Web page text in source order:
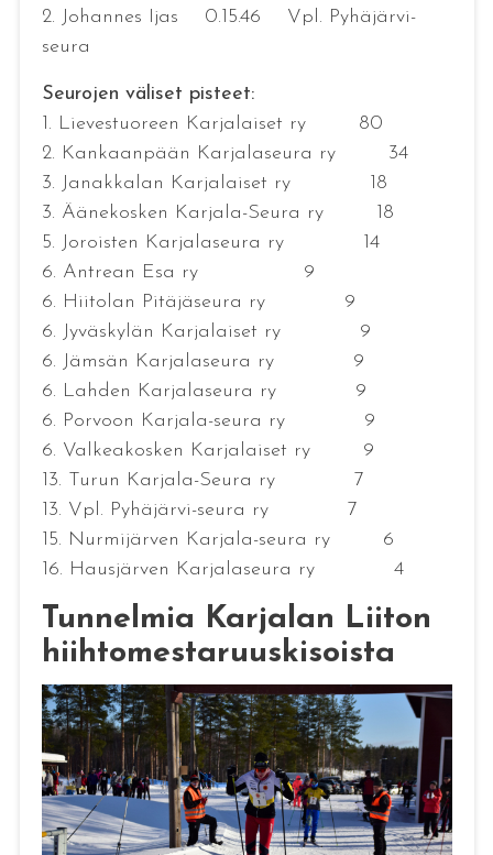
2. Johannes Ijas 0.15.46 Vpl. Pyhäjärvi-
seura
Seurojen väliset pisteet:
1. Lievestuoreen Karjalaiset ry 80
2. Kankaanpään Karjalaseura ry 34
3. Janakkalan Karjalaiset ry 18
3. Äänekosken Karjala-Seura ry 18
5. Joroisten Karjalaseura ry 14
6. Antrean Esa ry 9
6. Hiitolan Pitäjäseura ry 9
6. Jyväskylän Karjalaiset ry 9
6. Jämsän Karjalaseura ry 9
6. Lahden Karjalaseura ry 9
6. Porvoon Karjala-seura ry 9
6. Valkeakosken Karjalaiset ry 9
13. Turun Karjala-Seura ry 7
13. Vpl. Pyhäjärvi-seura ry 7
15. Nurmijärven Karjala-seura ry 6
16. Hausjärven Karjalaseura ry 4
Tunnelmia Karjalan Liiton
hiihtomestaruuskisoista